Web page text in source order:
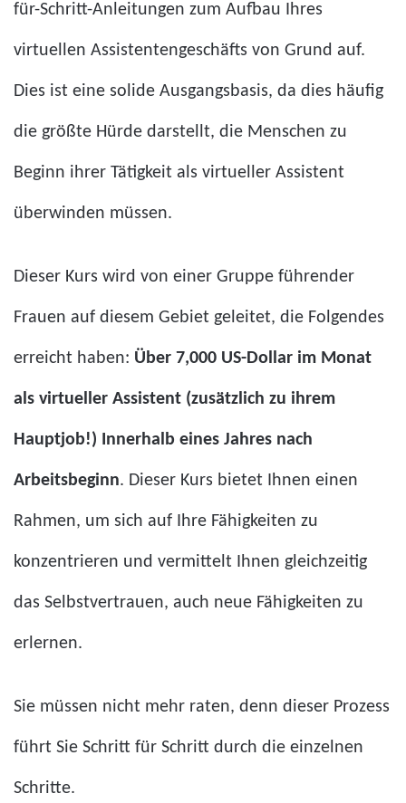
für-Schritt-Anleitungen zum Aufbau Ihres
virtuellen Assistentengeschäfts von Grund auf.
Dies ist eine solide Ausgangsbasis, da dies häufig
die größte Hürde darstellt, die Menschen zu
Beginn ihrer Tätigkeit als virtueller Assistent
überwinden müssen.
Dieser Kurs wird von einer Gruppe führender
Frauen auf diesem Gebiet geleitet, die Folgendes
erreicht haben: Über 7,000 US-Dollar im Monat
als virtueller Assistent (zusätzlich zu ihrem
Hauptjob!) Innerhalb eines Jahres nach
Arbeitsbeginn. Dieser Kurs bietet Ihnen einen
Rahmen, um sich auf Ihre Fähigkeiten zu
konzentrieren und vermittelt Ihnen gleichzeitig
das Selbstvertrauen, auch neue Fähigkeiten zu
erlernen.
Sie müssen nicht mehr raten, denn dieser Prozess
führt Sie Schritt für Schritt durch die einzelnen
Schritte.